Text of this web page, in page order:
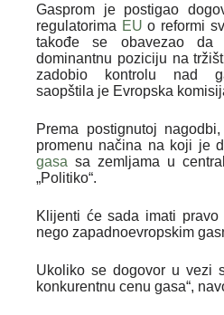
Gasprom je postigao
regulatorima EU o reformi
takođe se obavezao
dominantnu poziciju na
zadobio kontrolu nad
saopštila je Evropska
Prema postignutoj
promenu načina na koji je
gasa sa zemljama u
„Politiko“.
Klijenti će sada imati
nego zapadnoevropskim
Ukoliko se dogovor u vezi
konkurentnu cenu gasa“,